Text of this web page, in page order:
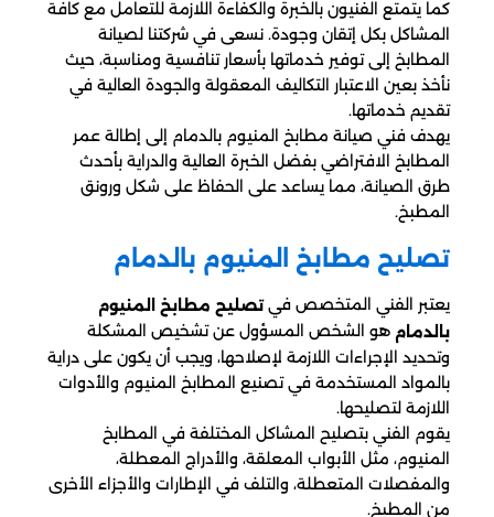
كما يتمتع الفنيون بالخبرة والكفاءة اللازمة للتعامل مع كافة
المشاكل بكل إتقان وجودة. نسعى في شركتنا لصيانة
المطابخ إلى توفير خدماتها بأسعار تنافسية ومناسبة، حيث
نأخذ بعين الاعتبار التكاليف المعقولة والجودة العالية في
تقديم خدماتها.
يهدف فني صيانة مطابخ المنيوم بالدمام إلى إطالة عمر
المطابخ الافتراضي بفضل الخبرة العالية والدراية بأحدث
طرق الصيانة، مما يساعد على الحفاظ على شكل ورونق
المطبخ.
تصليح مطابخ المنيوم بالدمام
يعتبر الفني المتخصص فيتصليح مطابخ المنيوم
بالدمام هو الشخص المسؤول عن تشخيص المشكلة
وتحديد الإجراءات اللازمة لإصلاحها، ويجب أن يكون على دراية
بالمواد المستخدمة في تصنيع المطابخ المنيوم والأدوات
اللازمة لتصليحها.
يقوم الفني بتصليح المشاكل المختلفة في المطابخ
المنيوم، مثل الأبواب المعلقة، والأدراج المعطلة،
والمفصلات المتعطلة، والتلف في الإطارات والأجزاء الأخرى
من المطبخ.